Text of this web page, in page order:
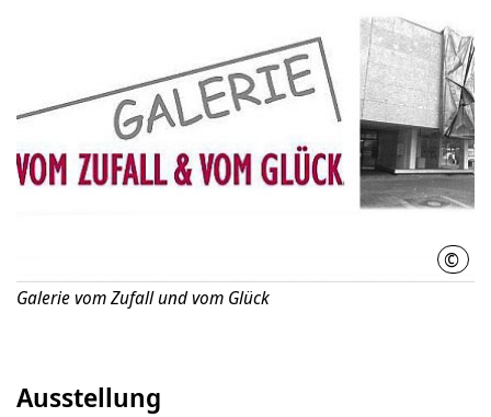
©
Galerie vom Zufall und vom Glück
Ausstellung